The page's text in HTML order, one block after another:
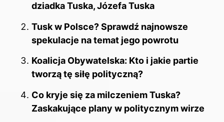
dziadka Tuska, Józefa Tuska
Tusk w Polsce? Sprawdź najnowsze
spekulacje na temat jego powrotu
Koalicja Obywatelska: Kto i jakie partie
tworzą tę siłę polityczną?
Co kryje się za milczeniem Tuska?
Zaskakujące plany w politycznym wirze